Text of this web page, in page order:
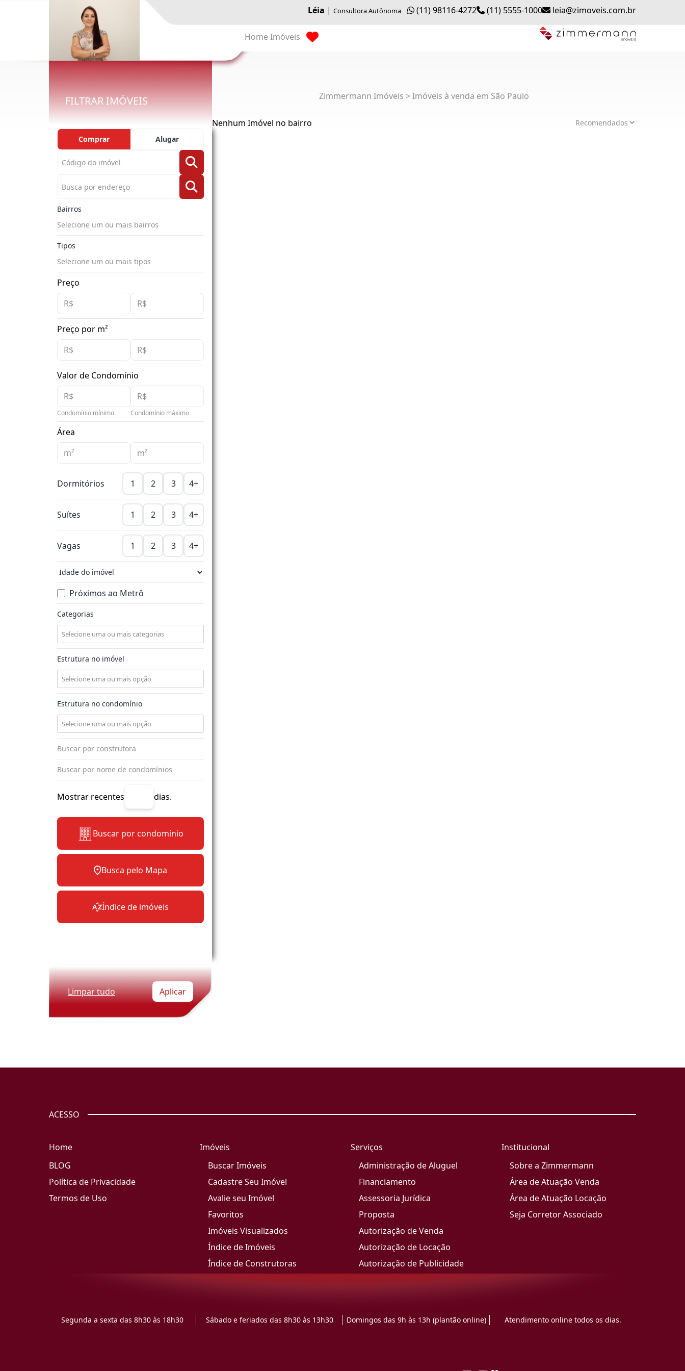
Léia | Consultora Autônoma (11) 98116-4272 (11) 5555-1000 leia@zimoveis.com.br
Home Imóveis
FILTRAR IMÓVEIS
Comprar Alugar
Bairros
Selecione um ou mais bairros
Tipos
Selecione um ou mais tipos
Preço
Preço por m²
Valor de Condomínio
Condomínio mínimo Condomínio máximo
Área
Dormitórios 1 2 3 4+
Suítes 1 2 3 4+
Vagas 1 2 3 4+
Próximos ao Metrô
Categorias
Estrutura no imóvel
Estrutura no condomínio
Mostrar recentes dias.
Buscar por condomínio
Busca pelo Mapa
Índice de imóveis
Limpar tudo Aplicar
Zimmermann Imóveis > Imóveis à venda em São Paulo
Nenhum Imóvel no bairro
ACESSO
Home
BLOG
Política de Privacidade
Termos de Uso
Imóveis
Buscar Imóveis
Cadastre Seu Imóvel
Avalie seu Imóvel
Favoritos
Imóveis Visualizados
Índice de Imóveis
Índice de Construtoras
Serviços
Administração de Aluguel
Financiamento
Assessoria Jurídica
Proposta
Autorização de Venda
Autorização de Locação
Autorização de Publicidade
Institucional
Sobre a Zimmermann
Área de Atuação Venda
Área de Atuação Locação
Seja Corretor Associado
Segunda a sexta das 8h30 às 18h30 Sábado e feriados das 8h30 às 13h30 Domingos das 9h às 13h (plantão online) Atendimento online todos os dias.